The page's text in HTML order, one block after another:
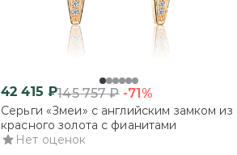
42 415 ₽145 757₽ -71%
Серьги «Змеи» с английским замком из
красного золота с фианитами
Нет оценок